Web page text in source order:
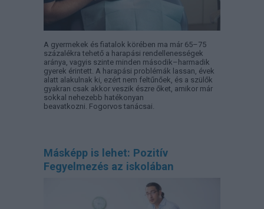
A gyermekek és fiatalok körében ma már 65–75
százalékra tehető a harapási rendellenességek
aránya, vagyis szinte minden második–harmadik
gyerek érintett. A harapási problémák lassan, évek
alatt alakulnak ki, ezért nem feltűnőek, és a szülők
gyakran csak akkor veszik észre őket, amikor már
sokkal nehezebb hatékonyan
beavatkozni. Fogorvos tanácsai.
Másképp is lehet: Pozitív
Fegyelmezés az iskolában